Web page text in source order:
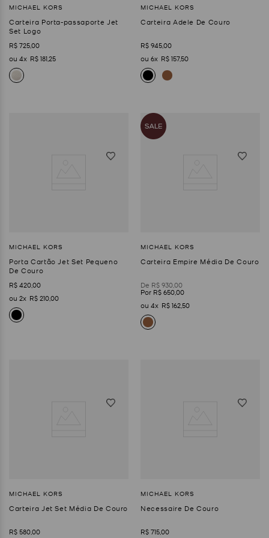
Carteira Porta-passaporte Jet
Set Logo
R$72500
4
R$18125
Carteira Adele De Couro
R$94500
6
R$157,50
Porta Cartão Jet Set Pequeno
De Couro
R$42000
2
R$21000
Carteira Empire Média De Couro
R$93000
R$65000
4
R$16250
Carteira Jet Set Média De Couro
R$58000
Necessaire De Couro
R$71500